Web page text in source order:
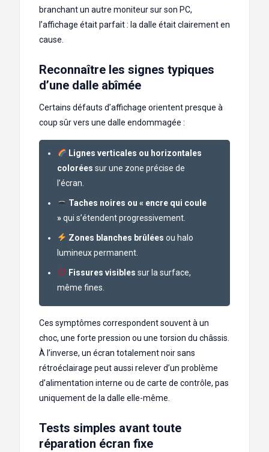
branchant un autre moniteur sur son PC,
l’affichage était parfait : la dalle était clairement en
cause.
Reconnaître les signes typiques
d’une dalle abîmée
Certains défauts d’affichage orientent presque à
coup sûr vers une dalle endommagée :
Lignes verticales ou horizontales
colorées sur une zone précise de
l’écran.
Taches noires ou « encre qui coule
»qui s’étendent progressivement.
Zones blanches brûlées ou halo
lumineux permanent.
Fissures visibles sur la surface,
même fines.
Ces symptômes correspondent souvent à un
choc, une forte pression ou une torsion du châssis.
À l’inverse, un écran totalement noir sans
rétroéclairage peut aussi relever d’un problème
d’alimentation interne ou de carte de contrôle, pas
uniquement de la dalle elle-même.
Tests simples avant toute
réparation écran fixe